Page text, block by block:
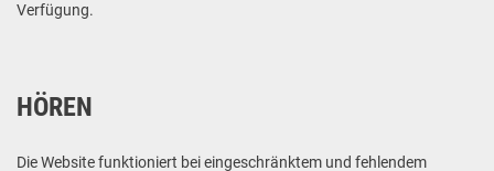
Verfügung.
HÖREN
Die Website funktioniert bei eingeschränktem und fehlendem